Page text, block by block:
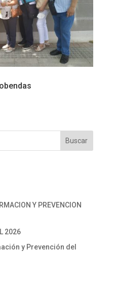
Buscar
Y PREVENCION
2026
y Prevención del